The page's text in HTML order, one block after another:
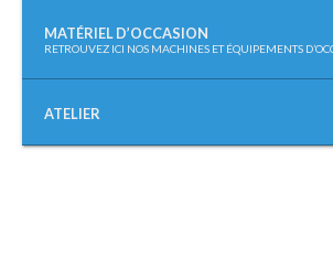
MATÉRIEL D’OCCASION
–
RETROUVEZ ICI NOS MACHINES ET ÉQUIPEMENTS
ATELIER